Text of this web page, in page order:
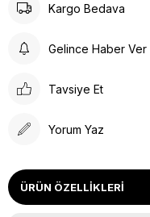
Kargo Bedava
Gelince Haber Ver
Tavsiye Et
Yorum Yaz
ÜRÜN ÖZELLIKLERI